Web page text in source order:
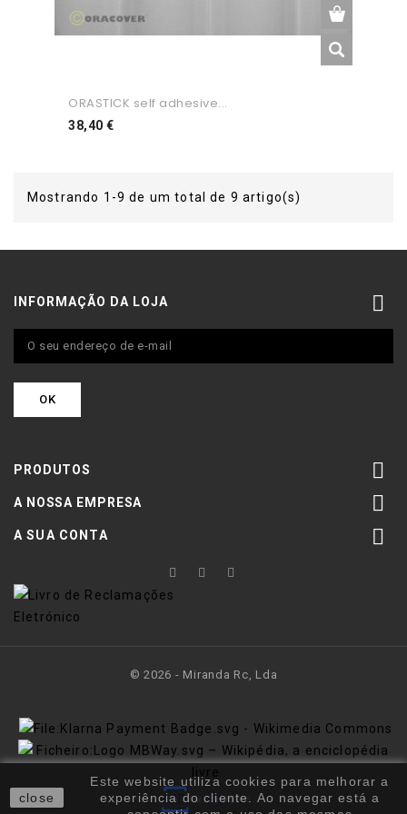
ORASTICK self adhesive...
38,40 €Preço
Mostrando 1-9 de um total de 9 artigo(s)
INFORMAÇÃO DA LOJA 
PRODUTOS 
A NOSSA EMPRESA 
A SUA CONTA 
close
Este website utiliza cookies para melhorar a
experiência do cliente. Ao navegar está a
© 2026 - Miranda Rc, Lda